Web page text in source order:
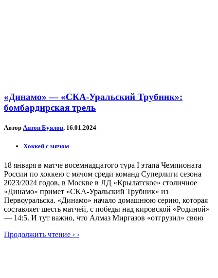
«Динамо» — «СКА-Уральский Трубник»:
бомбардирская трель
Автор Антон Буялов, 16.01.2024
Хоккей с мячом
18 января в матче восемнадцатого тура I этапа Чемпионата
России по хоккею с мячом среди команд Суперлиги сезона
2023/2024 годов, в Москве в ЛД «Крылатское» столичное
«Динамо» примет «СКА-Уральский Трубник» из
Первоуральска. «Динамо» начало домашнюю серию, которая
составляет шесть матчей, с победы над кировской «Родиной»
— 14:5. И тут важно, что Алмаз Миргазов «отгрузил» свою
Продолжить чтение › ›